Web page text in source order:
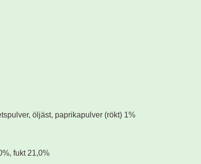
öljäst, paprikapulver (rökt) 1%
fukt 21,0%